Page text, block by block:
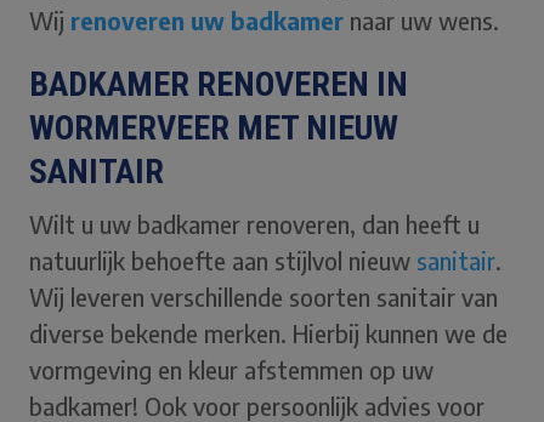
Wij renoveren uw badkamer naar uw wens.
BADKAMER RENOVEREN IN
WORMERVEER MET NIEUW
SANITAIR
Wilt u uw badkamer renoveren, dan heeft u
natuurlijk behoefte aan stijlvol nieuw sanitair.
Wij leveren verschillende soorten sanitair van
diverse bekende merken. Hierbij kunnen we de
vormgeving en kleur afstemmen op uw
badkamer! Ook voor persoonlijk advies voor